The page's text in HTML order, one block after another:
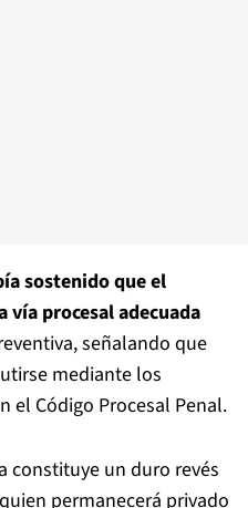
sostenido que el
vía procesal adecuada
señalando que
mediante los
el Código Procesal Penal.
constituye un duro revés
permanecerá privado